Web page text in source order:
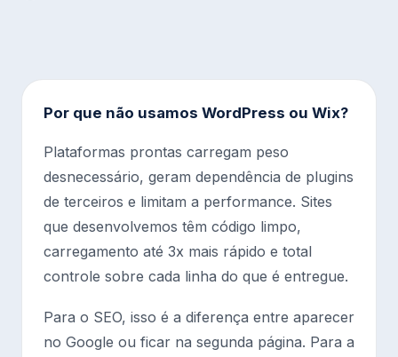
Por que não usamos WordPress ou Wix?
Plataformas prontas carregam peso
desnecessário, geram dependência de plugins
de terceiros e limitam a performance. Sites
que desenvolvemos têm código limpo,
carregamento até 3x mais rápido e total
controle sobre cada linha do que é entregue.
Para o SEO, isso é a diferença entre aparecer
no Google ou ficar na segunda página. Para a